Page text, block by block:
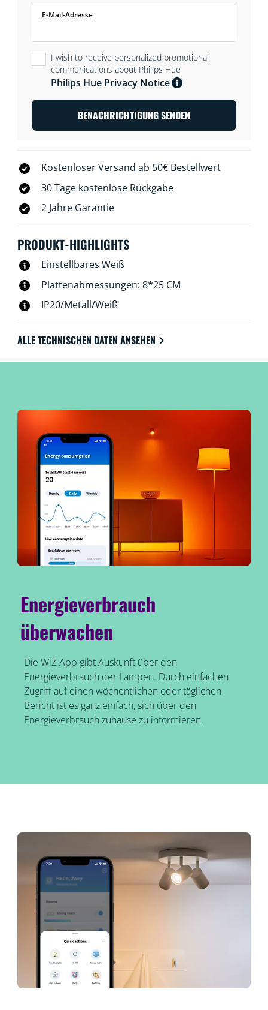
E-Mail-Adresse
I wish to receive personalized promotional
communications about Philips Hue
Philips Hue Privacy Notice
BENACHRICHTIGUNG SENDEN
Kostenloser Versand ab 50€ Bestellwert
30 Tage kostenlose Rückgabe
2 Jahre Garantie
PRODUKT-HIGHLIGHTS
Einstellbares Weiß
Plattenabmessungen: 8*25 CM
IP20/Metall/Weiß
ALLE TECHNISCHEN DATEN ANSEHEN
Energieverbrauch
überwachen
Die WiZ App gibt Auskunft über den
Energieverbrauch der Lampen. Durch einfachen
Zugriff auf einen wöchentlichen oder täglichen
Bericht ist es ganz einfach, sich über den
Energieverbrauch zuhause zu informieren.